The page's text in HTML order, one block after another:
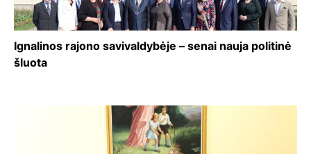
Ignalinos rajono savivaldybėje – senai nauja politinė
šluota